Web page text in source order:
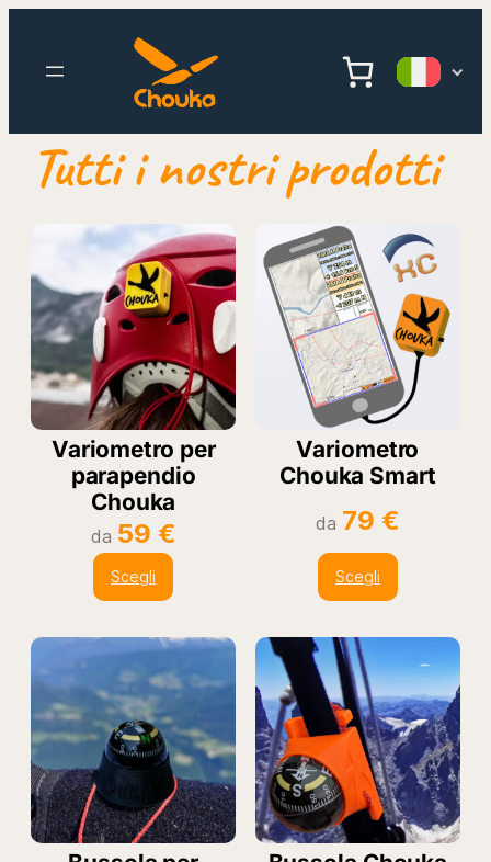
Tutti i nostri prodotti
Variometro per
parapendio
Chouka
da 59 €
Scegli
Variometro
Chouka Smart
da 79 €
Scegli